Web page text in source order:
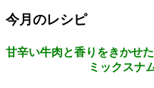
今月のレシピ
甘辛い牛肉と香りをきかせ
ミックスナ